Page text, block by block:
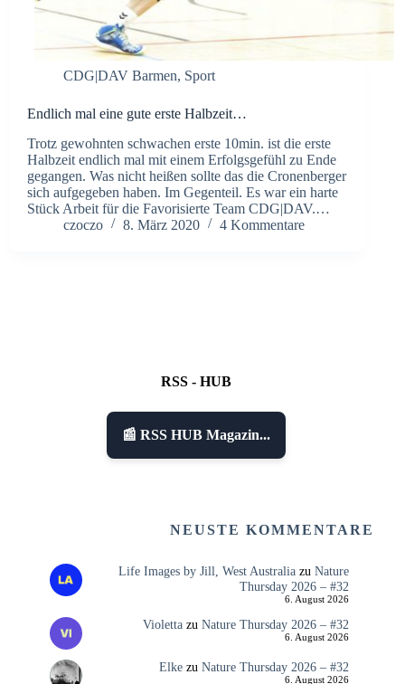
CDG|DAV Barmen, Sport
Endlich mal eine gute erste Halbzeit…
Trotz gewohnten schwachen erste 10min. ist die erste
Halbzeit endlich mal mit einem Erfolgsgefühl zu Ende
gegangen. Was nicht heißen sollte das die Cronenberger
sich aufgegeben haben. Im Gegenteil. Es war ein harte
Stück Arbeit für die Favorisierte Team CDG|DAV.…
czoczo
8. März 2020 4 Kommentare
RSS - HUB
📰 RSS HUB Magazin...
NEUSTE KOMMENTARE
Life Images by Jill, West Australiazu Nature
Thursday 2026 – #32
6. August 2026
Violettazu Nature Thursday 2026 – #32
6. August 2026
Elkezu Nature Thursday 2026 – #32
6. August 2026